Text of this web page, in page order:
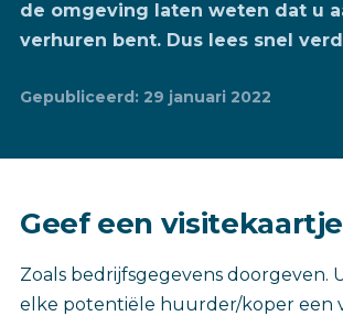
de omgeving laten weten dat u
verhuren bent. Dus lees snel
Gepubliceerd: 29 januari 2022
Geef een
Zoals bedrijfsgegevens doorgeven.
elke potentiële huurder/koper een